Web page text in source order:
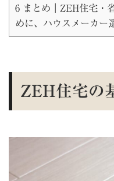
6 まとめ｜ZEH住宅・
めに、ハウスメーカー
ZEH住宅の